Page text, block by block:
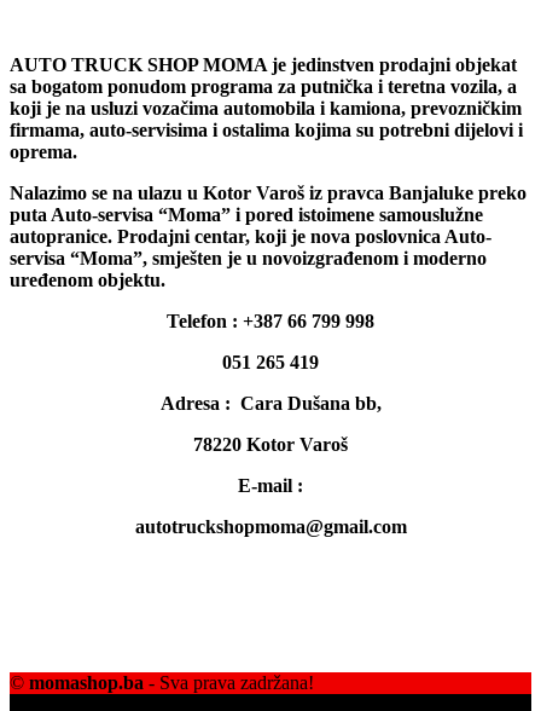
AUTO TRUCK SHOP MOMA je jedinstven prodajni objekat
sa bogatom ponudom programa za putnička i teretna vozila, a
koji je na usluzi vozačima automobila i kamiona, prevozničkim
firmama, auto-servisima i ostalima kojima su potrebni dijelovi i
oprema.
Nalazimo se na ulazu u Kotor Varoš iz pravca Banjaluke preko
puta Auto-servisa “Moma” i pored istoimene samouslužne
autopranice. Prodajni centar, koji je nova poslovnica Auto-
servisa “Moma”, smješten je u novoizgrađenom i moderno
uređenom objektu.
Telefon : +387 66 799 998
051 265 419
Adresa : Cara Dušana bb,
78220 Kotor Varoš
E-mail :
autotruckshopmoma@gmail.com
© momashop.ba - Sva prava zadržana!